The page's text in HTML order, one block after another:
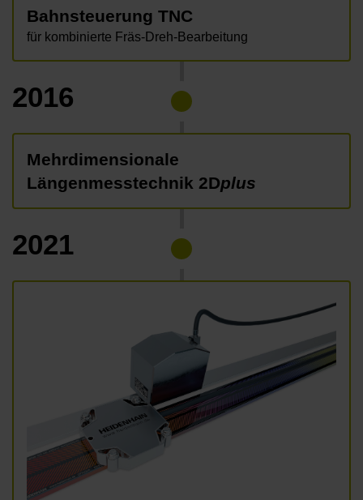
Bahnsteuerung TNC
für kombinierte Fräs-Dreh-Bearbeitung
2016
Mehrdimensionale
Längenmesstechnik 2Dplus
2021